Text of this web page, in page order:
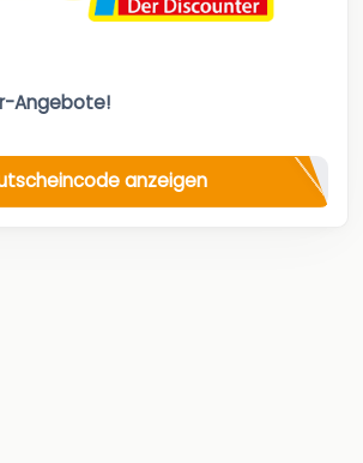
Angebote!
anzeigen